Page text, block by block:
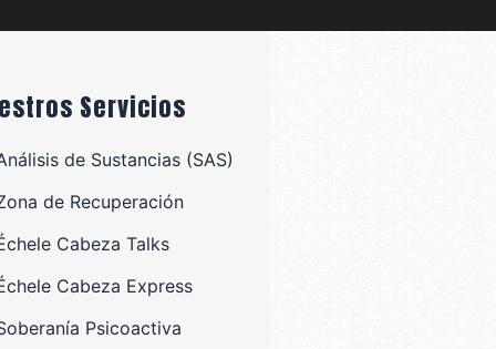
Servicios
de Sustancias (SAS)
de Recuperación
Cabeza Talks
Cabeza Express
Psicoactiva